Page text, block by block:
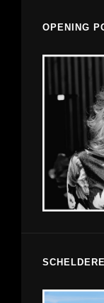
OPENING